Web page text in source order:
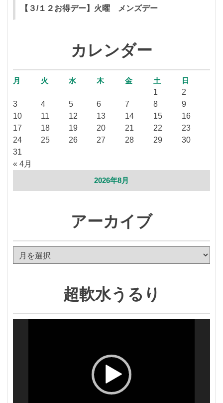
【３/１２お得デー】火曜 メンズデー
カレンダー
2026年8月
月 火 水 木 金 土 日
« 4月
1
2
3
4 5 6 7 8
9
10
11 12 13 14 15
16
17
18 19 20 21 22
23
24
25 26 27 28 29
30
31
アーカイブ
ー
超軟水うるり